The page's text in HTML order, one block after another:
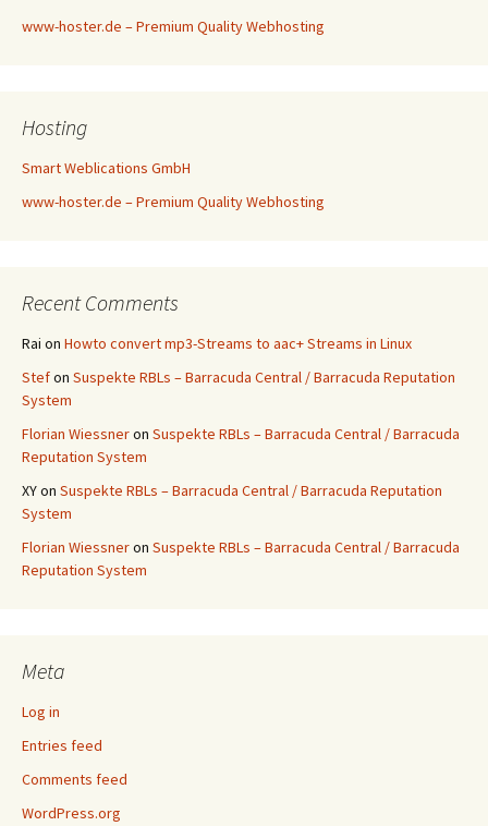
www-hoster.de – Premium Quality Webhosting
Hosting
Smart Weblications GmbH
www-hoster.de – Premium Quality Webhosting
Recent Comments
Rai on Howto convert mp3-Streams to aac+ Streams in Linux
Stefon Suspekte RBLs – Barracuda Central / Barracuda Reputation
System
Florian Wiessneron Suspekte RBLs – Barracuda Central / Barracuda
Reputation System
XYon Suspekte RBLs – Barracuda Central / Barracuda Reputation
System
Florian Wiessneron Suspekte RBLs – Barracuda Central / Barracuda
Reputation System
Meta
Log in
Entries feed
Comments feed
WordPress.org